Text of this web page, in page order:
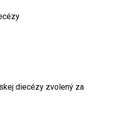
diecézy zvolený za